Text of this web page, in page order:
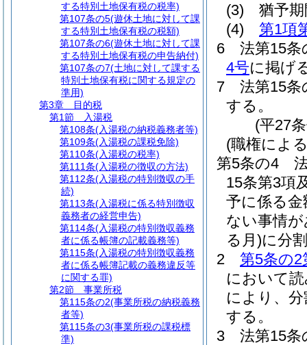
(3)
猶予
(4)
第1項
6
法第15
4号に掲げ
7
法第15条
する。
(平27
(職権によ
第5条の4
15条第3項
予に係る
ない事情
る月)に分
2
第5条の2
において
により、
する。
3
法第15条
する特別土地保有税の税率)
第107条の5(遊休土地に対して課
する特別土地保有税の税額)
第107条の6(遊休土地に対して課
する特別土地保有税の申告納付)
第107条の7(土地に対して課する
特別土地保有税に関する規定の
準用)
第3章
目的税
第1節
入湯税
第108条(入湯税の納税義務者等)
第109条(入湯税の課税免除)
第110条(入湯税の税率)
第111条(入湯税の徴収の方法)
第112条(入湯税の特別徴収の手
続)
第113条(入湯税に係る特別徴収
義務者の経営申告)
第114条(入湯税の特別徴収義務
者に係る帳簿の記載義務等)
第115条(入湯税の特別徴収義務
者に係る帳簿記載の義務違反等
に関する罪)
第2節
事業所税
第115条の2(事業所税の納税義務
者等)
第115条の3(事業所税の課税標
準)